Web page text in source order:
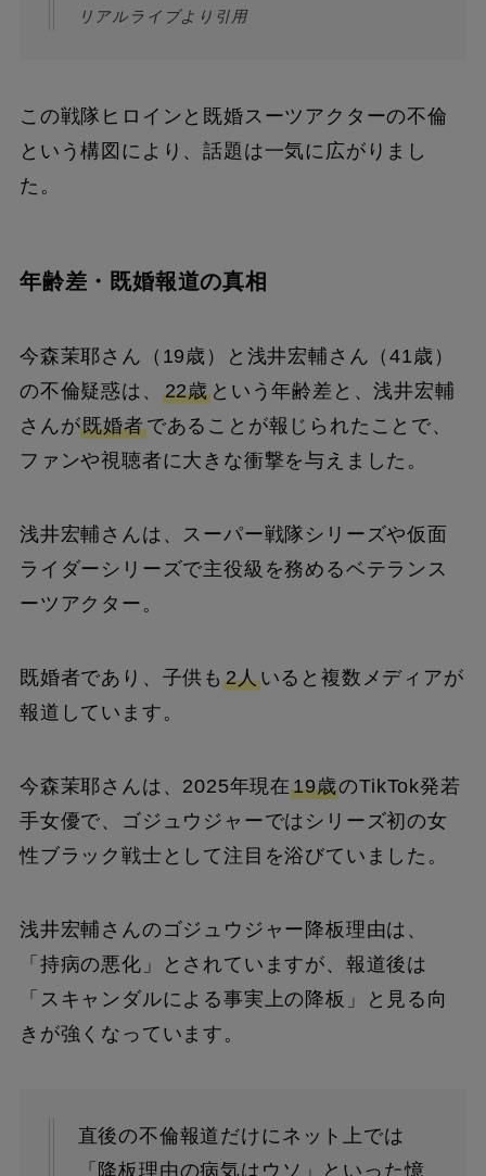
リアルライブより引用
この戦隊ヒロインと既婚スーツアクターの不倫
という構図により、話題は一気に広がりまし
た。
年齢差・既婚報道の真相
今森茉耶さん（19歳）と浅井宏輔さん（41歳）
の不倫疑惑は、 22歳という年齢差と、浅井宏輔
さんが既婚者であることが報じられたことで、
ファンや視聴者に大きな衝撃を与えました。
浅井宏輔さんは、スーパー戦隊シリーズや仮面
ライダーシリーズで主役級を務めるベテランス
ーツアクター。
既婚者であり、子供も 2人いると複数メディアが
報道しています。
今森茉耶さんは、2025年現在19歳のTikTok発若
手女優で、ゴジュウジャーではシリーズ初の女
性ブラック戦士として注目を浴びていました。
浅井宏輔さんのゴジュウジャー降板理由は、
「持病の悪化」とされていますが、報道後は
「スキャンダルによる事実上の降板」と見る向
きが強くなっています。
直後の不倫報道だけにネット上では
「降板理由の病気はウソ」といった憶